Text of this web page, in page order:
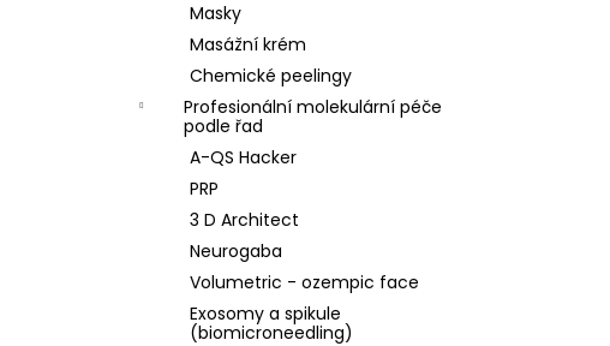
Masky
Masážní krém
Chemické peelingy
Profesionální molekulární péče
podle řad
A-QS Hacker
PRP
3 D Architect
Neurogaba
Volumetric - ozempic face
Exosomy a spikule
(biomicroneedling)